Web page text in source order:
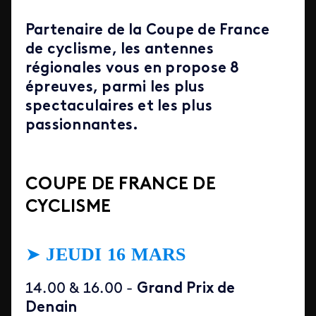
Partenaire de la Coupe de France
de cyclisme, les antennes
régionales vous en propose 8
épreuves, parmi les plus
spectaculaires et les plus
passionnantes.
COUPE DE FRANCE DE
CYCLISME
➤ JEUDI 16 MARS
14.00 & 16.00 - Grand Prix de
Denain